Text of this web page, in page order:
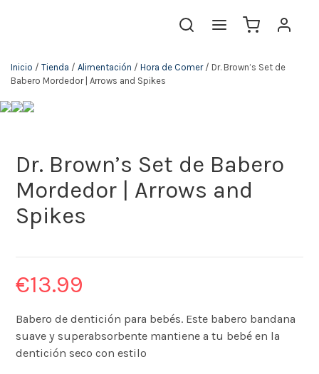
Inicio / Tienda / Alimentación / Hora de Comer/ Dr. Brown’s Set de
Babero Mordedor | Arrows and Spikes
Dr. Brown’s Set de Babero
Mordedor | Arrows and
Spikes
€13.99
Babero de dentición para bebés. Este babero bandana
suave y superabsorbente mantiene a tu bebé en la
dentición seco con estilo